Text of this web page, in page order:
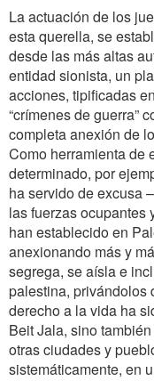
La actuación de los
esta querella, se
desde las más altas
entidad sionista, un
acciones, tipificadas
“crímenes de guerra”
completa anexión de
Como herramienta de
determinado, por
ha servido de excusa
las fuerzas ocupantes
han establecido en
anexionando más y
segrega, se aísla e
palestina, privándolos
derecho a la vida ha
Beit Jala, sino
otras ciudades y
sistemáticamente, en